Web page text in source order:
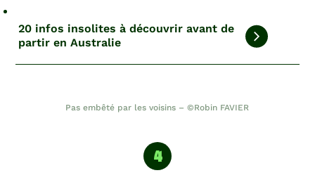
20 infos insolites à découvrir avant de
partir en Australie
Pas embêté par les voisins – ©Robin FAVIER